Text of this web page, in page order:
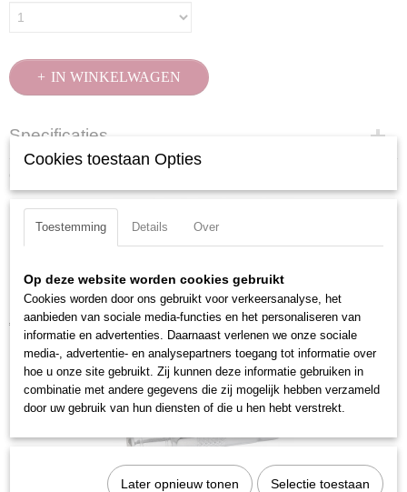
IN WINKELWAGEN
Specificaties
Productcode
107330
EAN code
7612206094009
Productcode leverancier
Kraftwerk 107050 Verlengstuk 1/4" 50 mm
€ 4,98
Cookies toestaan Opties
Toestemming Details Over
Op deze website worden cookies gebruikt
Cookies worden door ons gebruikt voor verkeersanalyse, het
aanbieden van sociale media-functies en het personaliseren van
informatie en advertenties. Daarnaast verlenen we onze sociale
media-, advertentie- en analysepartners toegang tot informatie over
hoe u onze site gebruikt. Zij kunnen deze informatie gebruiken in
combinatie met andere gegevens die zij mogelijk hebben verzameld
door uw gebruik van hun diensten of die u hen hebt verstrekt.
Later opnieuw tonen Selectie toestaan